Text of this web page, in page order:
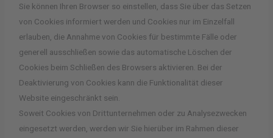
Sie können Ihren Browser so einstellen, dass Sie über das Setzen
von Cookies informiert werden und Cookies nur im Einzelfall
erlauben, die Annahme von Cookies für bestimmte Fälle oder
generell ausschließen sowie das automatische Löschen der
Cookies beim Schließen des Browsers aktivieren. Bei der
Deaktivierung von Cookies kann die Funktionalität dieser
Website eingeschränkt sein.
Soweit Cookies von Drittunternehmen oder zu Analysezwecken
eingesetzt werden, werden wir Sie hierüber im Rahmen dieser